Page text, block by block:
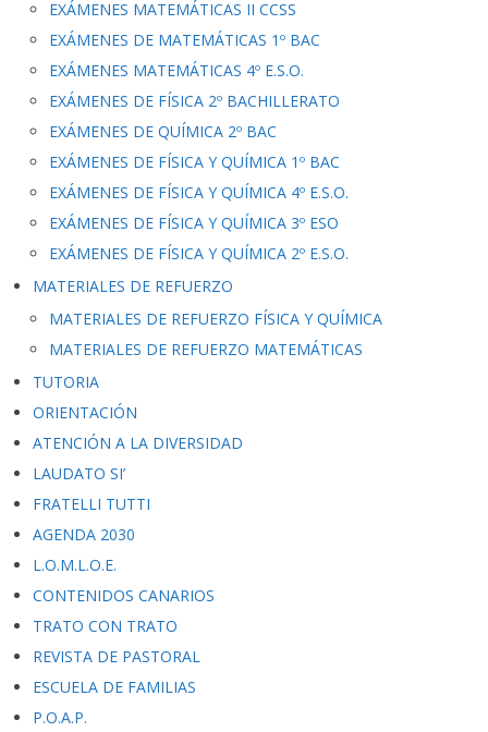
EXÁMENES MATEMÁTICAS II CCSS
EXÁMENES DE MATEMÁTICAS 1º BAC
EXÁMENES MATEMÁTICAS 4º E.S.O.
EXÁMENES DE FÍSICA 2º BACHILLERATO
EXÁMENES DE QUÍMICA 2º BAC
EXÁMENES DE FÍSICA Y QUÍMICA 1º BAC
EXÁMENES DE FÍSICA Y QUÍMICA 4º E.S.O.
EXÁMENES DE FÍSICA Y QUÍMICA 3º ESO
EXÁMENES DE FÍSICA Y QUÍMICA 2º E.S.O.
MATERIALES DE REFUERZO
MATERIALES DE REFUERZO FÍSICA Y QUÍMICA
MATERIALES DE REFUERZO MATEMÁTICAS
TUTORIA
ORIENTACIÓN
ATENCIÓN A LA DIVERSIDAD
LAUDATO SI’
FRATELLI TUTTI
AGENDA 2030
L.O.M.L.O.E.
CONTENIDOS CANARIOS
TRATO CON TRATO
REVISTA DE PASTORAL
ESCUELA DE FAMILIAS
P.O.A.P.